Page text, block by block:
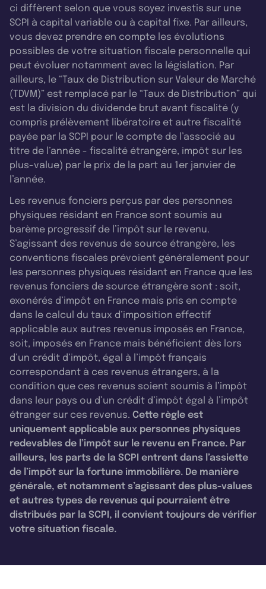
ci diffèrent selon que vous soyez investis sur une
SCPI à capital variable ou à capital fixe. Par ailleurs,
vous devez prendre en compte les évolutions
possibles de votre situation fiscale personnelle qui
peut évoluer notamment avec la législation. Par
ailleurs, le “Taux de Distribution sur Valeur de Marché
(TDVM)” est remplacé par le “Taux de Distribution” qui
est la division du dividende brut avant fiscalité (y
compris prélèvement libératoire et autre fiscalité
payée par la SCPI pour le compte de l’associé au
titre de l’année - fiscalité étrangère, impôt sur les
plus-value) par le prix de la part au 1er janvier de
l’année.
Les revenus fonciers perçus par des personnes
physiques résidant en France sont soumis au
barème progressif de l’impôt sur le revenu.
S’agissant des revenus de source étrangère, les
conventions fiscales prévoient généralement pour
les personnes physiques résidant en France que les
revenus fonciers de source étrangère sont : soit,
exonérés d’impôt en France mais pris en compte
dans le calcul du taux d’imposition effectif
applicable aux autres revenus imposés en France,
soit, imposés en France mais bénéficient dès lors
d’un crédit d’impôt, égal à l’impôt français
correspondant à ces revenus étrangers, à la
condition que ces revenus soient soumis à l’impôt
dans leur pays ou d’un crédit d’impôt égal à l’impôt
étranger sur ces revenus. Cette règle est
uniquement applicable aux personnes physiques
redevables de l’impôt sur le revenu en France. Par
ailleurs, les parts de la SCPI entrent dans l’assiette
de l’impôt sur la fortune immobilière. De manière
générale, et notamment s’agissant des plus-values
et autres types de revenus qui pourraient être
distribués par la SCPI, il convient toujours de vérifier
votre situation fiscale.